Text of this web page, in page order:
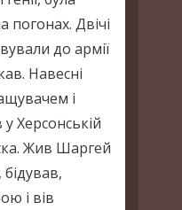
погонах. Двічі
до армії
Навесні
і
Херсонській
Жив Шаргей
і вів